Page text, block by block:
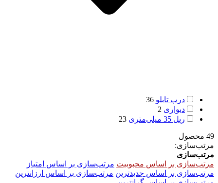
درب تابلو 36
دیواری 2
ریل 35 میلی‌متری
23
49 محصول
مرتب‌سازی:
مرتب‌سازی
مرتب‌سازی بر اساس محبوبیت مرتب‌سازی بر اساس امتیاز
مرتب‌سازی بر اساس جدیدترین مرتب‌سازی بر اساس ارزانترین